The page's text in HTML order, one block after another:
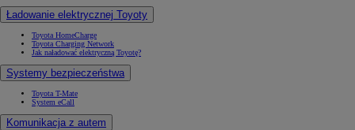
Ładowanie elektrycznej Toyoty
Toyota HomeCharge
Toyota Charging Network
Jak naładować elektryczną Toyotę?
Systemy bezpieczeństwa
Toyota T-Mate
System eCall
Komunikacja z autem